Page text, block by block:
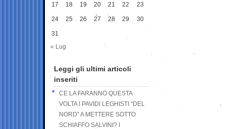
17 18 19 20 21 22 23
24 25 26 27 28 29 30
31
« Lug
Leggi gli ultimi articoli
inseriti
CE LA FARANNO QUESTA
VOLTA I PAVIDI LEGHISTI “DEL
NORD” A METTERE SOTTO
SCHIAFFO SALVINI? I